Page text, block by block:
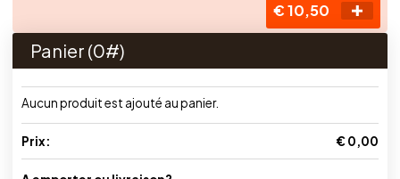
€ 10,50
Panier (0#)
Aucun produit est ajouté au panier.
Prix: € 0,00